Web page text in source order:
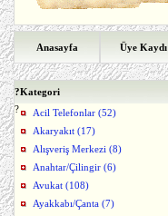
Anasayfa Üye Kaydı
?Kategori
?
Acil Telefonlar (52)
Akaryakıt (17)
Alışveriş Merkezi (8)
Anahtar/Çilingir (6)
Avukat (108)
Ayakkabı/Çanta (7)